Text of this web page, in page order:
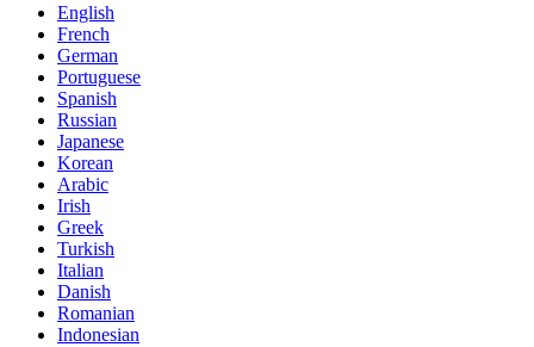
English
French
German
Portuguese
Spanish
Russian
Japanese
Korean
Arabic
Irish
Greek
Turkish
Italian
Danish
Romanian
Indonesian